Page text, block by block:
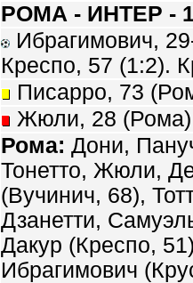
РОМА - ИНТЕР -
Ибрагимович,
Креспо, 57 (1:2).
Писарро, 73
Жюли, 28
Рома: Дони,
Тонетто, Жюли,
(Вучинич, 68),
Дзанетти,
Дакур (Креспо,
Ибрагимович